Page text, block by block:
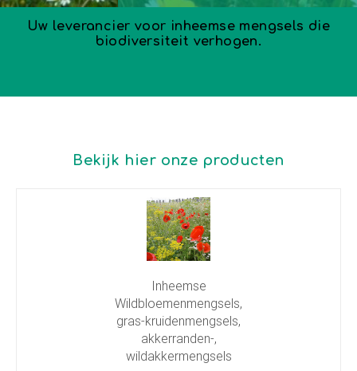
Uw leverancier voor inheemse mengsels die
biodiversiteit verhogen.
Bekijk hier onze producten
Inheemse
Wildbloemenmengsels,
gras-kruidenmengsels,
akkerranden-,
wildakkermengsels